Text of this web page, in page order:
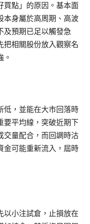
買點」的原因。基本面
本身屬於高周期、高波
及預期已足以觸發急
把相關股份放入觀察名
。
低，並能在大市回落時
要平均線，突破近期下
交量配合，而回調時沽
金可能重新流入，屆時
以小注試倉，止損放在